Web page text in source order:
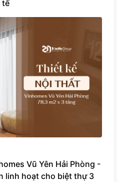
tế
Vũ Yên Hải Phòng -
linh hoạt cho biệt thự 3